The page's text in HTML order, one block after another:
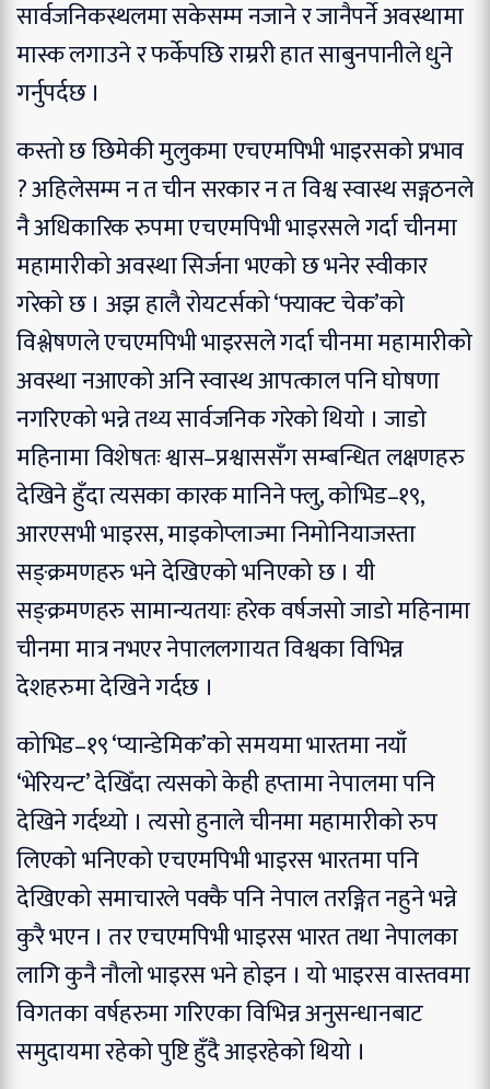
सार्वजनिकस्थलमा सकेसम्म नजाने र जानैपर्ने अवस्थामा
मास्क लगाउने र फर्केपछि राम्ररी हात साबुनपानीले धुने
गर्नुपर्दछ ।
कस्तो छ छिमेकी मुलुकमा एचएमपिभी भाइरसको प्रभाव
?अहिलेसम्म न त चीन सरकार न त विश्व स्वास्थ सङ्गठनले
नै अधिकारिक रुपमा एचएमपिभी भाइरसले गर्दा चीनमा
महामारीको अवस्था सिर्जना भएको छ भनेर स्वीकार
गरेको छ । अझ हालै रोयटर्सको ‘फ्याक्ट चेक’को
विश्लेषणले एचएमपिभी भाइरसले गर्दा चीनमा महामारीको
अवस्था नआएको अनि स्वास्थ आपत्काल पनि घोषणा
नगरिएको भन्ने तथ्य सार्वजनिक गरेको थियो । जाडो
महिनामा विशेषतः श्वास–प्रश्वाससँग सम्बन्धित लक्षणहरु
देखिने हुँदा त्यसका कारक मानिने फ्लु, कोभिड–१९,
आरएसभी भाइरस, माइकोप्लाज्मा निमोनियाजस्ता
सङ्क्रमणहरु भने देखिएको भनिएको छ । यी
सङ्क्रमणहरु सामान्यतयाः हरेक वर्षजसो जाडो महिनामा
चीनमा मात्र नभएर नेपाललगायत विश्वका विभिन्न
देशहरुमा देखिने गर्दछ ।
कोभिड–१९ ‘प्यान्डेमिक’को समयमा भारतमा नयाँ
‘भेरियन्ट’ देखिँदा त्यसको केही हप्तामा नेपालमा पनि
देखिने गर्दथ्यो । त्यसो हुनाले चीनमा महामारीको रुप
लिएको भनिएको एचएमपिभी भाइरस भारतमा पनि
देखिएको समाचारले पक्कै पनि नेपाल तरङ्गित नहुने भन्ने
कुरै भएन । तर एचएमपिभी भाइरस भारत तथा नेपालका
लागि कुनै नौलो भाइरस भने होइन । यो भाइरस वास्तवमा
विगतका वर्षहरुमा गरिएका विभिन्न अनुसन्धानबाट
समुदायमा रहेको पुष्टि हुँदै आइरहेको थियो ।